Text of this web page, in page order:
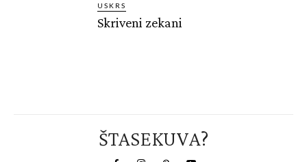
USKRS
Skriveni zekani
ŠTASEKUVA?